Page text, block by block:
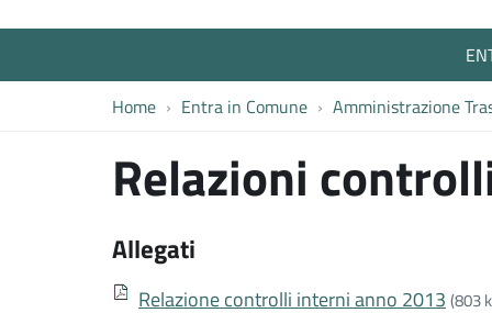
Home Entra in Comune Amministrazione
Relazioni
Allegati
Relazione controlli interni anno 2013 (803